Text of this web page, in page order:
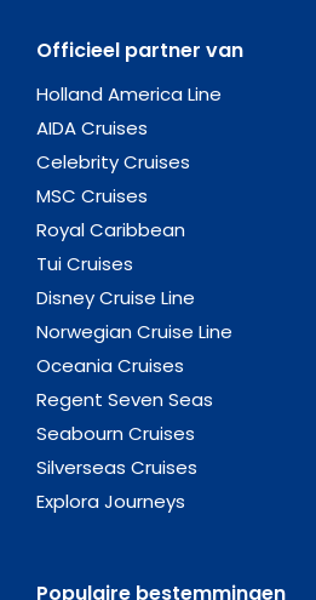
Officieel partner van
Holland America Line
AIDA Cruises
Celebrity Cruises
MSC Cruises
Royal Caribbean
Tui Cruises
Disney Cruise Line
Norwegian Cruise Line
Oceania Cruises
Regent Seven Seas
Seabourn Cruises
Silverseas Cruises
Explora Journeys
Populaire bestemmingen